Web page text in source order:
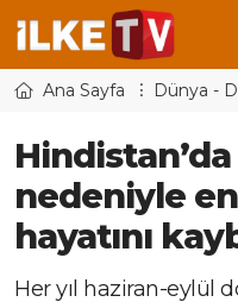
Ana Sayfa Dünya -
nedeniyle
hayatını
Her yıl haziran-eylül